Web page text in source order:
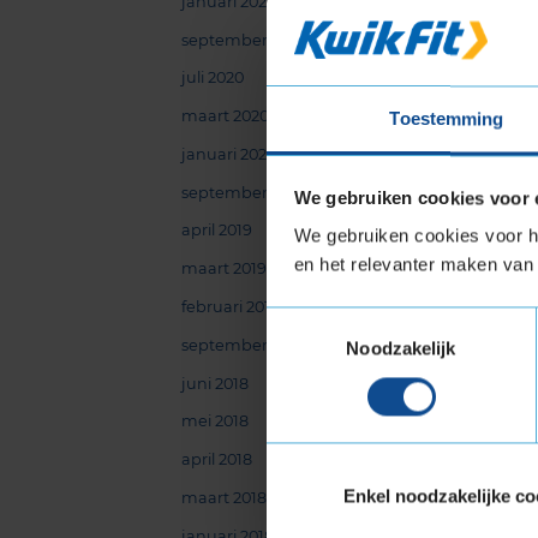
Toestemming
We gebruiken cookies voor
We gebruiken cookies voor
en het relevanter maken
Noodzakelijk
Enkel noodzakelijke
september 2020
juli 2020
maart 2020
januari 2020
september 2019
april 2019
maart 2019
februari 2019
september 2018
juni 2018
mei 2018
april 2018
maart 2018
de